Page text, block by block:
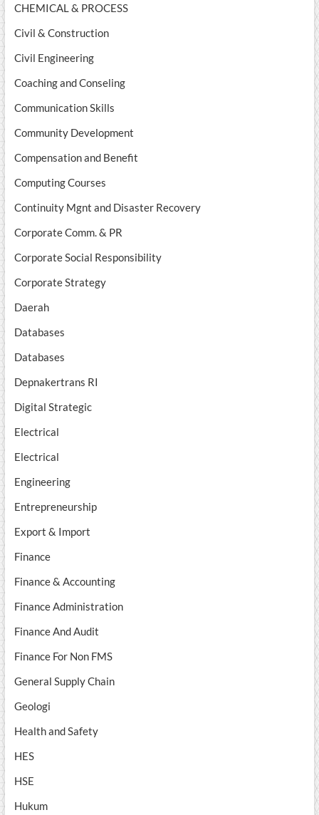
CHEMICAL & PROCESS
Civil & Construction
Civil Engineering
Coaching and Conseling
Communication Skills
Community Development
Compensation and Benefit
Computing Courses
Continuity Mgnt and Disaster Recovery
Corporate Comm. & PR
Corporate Social Responsibility
Corporate Strategy
Daerah
Databases
Databases
Depnakertrans RI
Digital Strategic
Electrical
Electrical
Engineering
Entrepreneurship
Export & Import
Finance
Finance & Accounting
Finance Administration
Finance And Audit
Finance For Non FMS
General Supply Chain
Geologi
Health and Safety
HES
HSE
Hukum